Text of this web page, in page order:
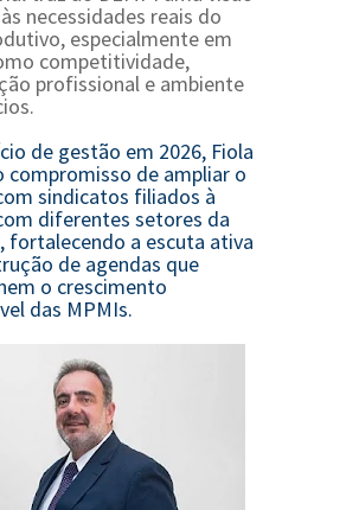
necessidades reais do
especialmente em
competitividade,
profissional e ambiente
de gestão em 2026, Fiola
compromisso de ampliar o
sindicatos filiados à
diferentes setores da
fortalecendo a escuta ativa
de agendas que
o crescimento
das MPMIs.